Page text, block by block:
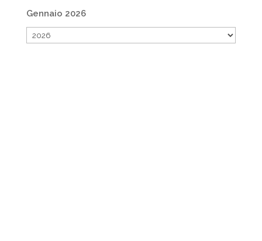
Gennaio 2026